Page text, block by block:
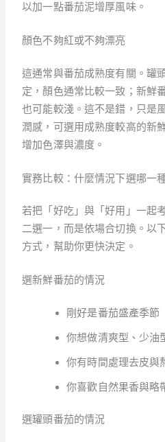
以加一點番茄泥增厚風味。
顏色不夠紅或不夠漂亮
這通常與番茄成熟度有關。罐
定，顏色通常比較一致；新鮮
也可能較淺。這不是錯，只是
潤感，可選用成熟度較高的新
增加色澤與濃度。
實務比較：什麼情況下選哪一
若把「好吃」與「好用」一起
二選一，而是依場合切換。以
方式，幫助你更快決定。
選新鮮番茄的情況
剛好是番茄盛產季節
你想做清爽型、少油
你有時間處理去皮與
你喜歡自然果香與略
選罐頭番茄的情況